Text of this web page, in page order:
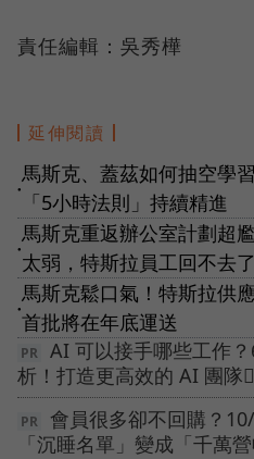
責任編輯：吳秀樺
延伸閱讀
●
馬斯克、蓋茲如何抽空學
「5小時法則」持續精進
●
馬斯克重返辦公室計劃超
太弱，特斯拉員工回不去了
●
馬斯克鬆口氣！特斯拉供
首批將在年底運送
AI 可以接手哪些工作
析！打造更高效的 AI 團隊
會員很多卻不回購？
「沉睡名單」變成「千萬